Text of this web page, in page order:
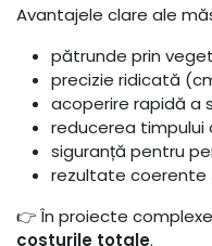
Avantajele clare ale
pătrunde prin
precizie ridicată
acoperire rapidă a
reducerea timpului
siguranță pentru
rezultate coerente
👉 În proiecte complexe,
costurile totale.